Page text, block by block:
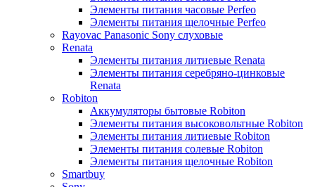
Элементы питания часовые Perfeo
Элементы питания щелочные Perfeo
Rayovac Panasonic Sony слуховые
Renata
Элементы питания литиевые Renata
Элементы питания серебряно-цинковые
Renata
Robiton
Аккумуляторы бытовые Robiton
Элементы питания высоковольтные Robiton
Элементы питания литиевые Robiton
Элементы питания солевые Robiton
Элементы питания щелочные Robiton
Smartbuy